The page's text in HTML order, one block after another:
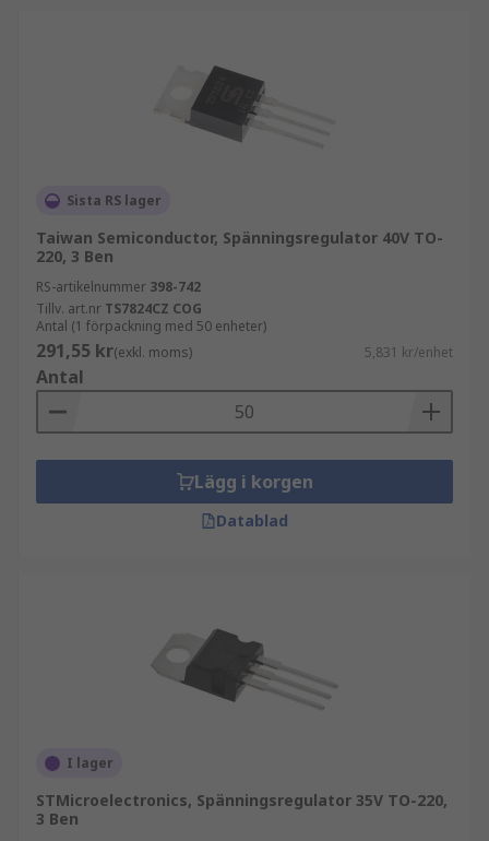
Sista RS lager
Taiwan Semiconductor, Spänningsregulator 40V TO-
220, 3 Ben
RS-artikelnummer 398-742
Tillv. art.nr TS7824CZ COG
Antal (1 förpackning med 50 enheter)
291,55 kr(exkl. moms) 5,831 kr/enhet
Antal
Lägg i korgen
Datablad
I lager
STMicroelectronics, Spänningsregulator 35V TO-220,
3 Ben